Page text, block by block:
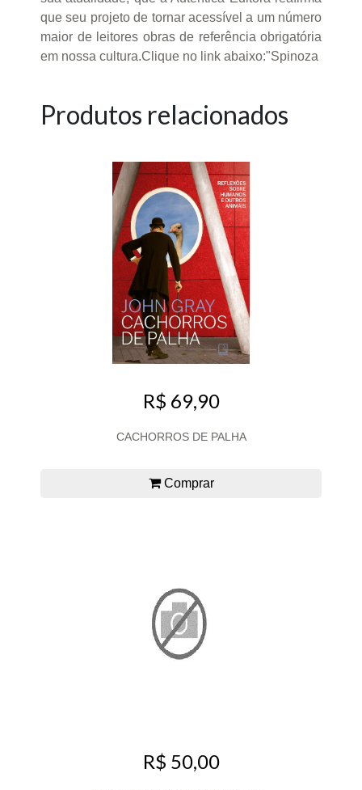
que seu projeto de tornar acessível a um número
maior de leitores obras de referência obrigatória
em nossa cultura.Clique no link abaixo:"Spinoza
Produtos relacionados
R$ 69,90
CACHORROS DE PALHA
Comprar
R$ 50,00